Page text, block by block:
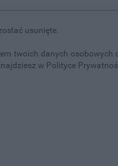
usunięte.
twoich danych osobowych
w Polityce